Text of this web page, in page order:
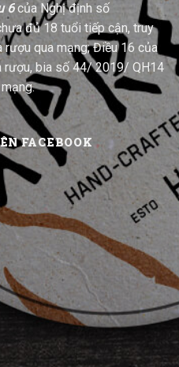
6của Nghị định số
đủ 18 tuổi tiếp cận, truy
rượu qua mạng; Điều 16 của
rượu, bia số 44/ 2019/ QH14
FACEBOOK